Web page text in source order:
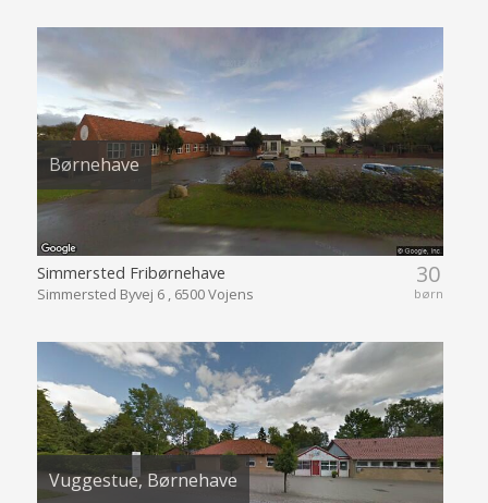
Børnehave
30
børn
Simmersted Fribørnehave
Simmersted Byvej 6 , 6500 Vojens
Vuggestue, Børnehave